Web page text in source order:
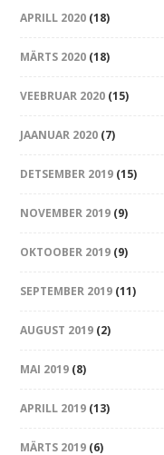
APRILL 2020 (18)
MÄRTS 2020 (18)
VEEBRUAR 2020 (15)
JAANUAR 2020 (7)
DETSEMBER 2019 (15)
NOVEMBER 2019 (9)
OKTOOBER 2019 (9)
SEPTEMBER 2019 (11)
AUGUST 2019 (2)
MAI 2019 (8)
APRILL 2019 (13)
MÄRTS 2019 (6)